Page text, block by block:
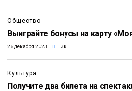
Общество
Выиграйте бонусы на карту
26 декабря 2023 1.3k
Культура
Получите два билета на